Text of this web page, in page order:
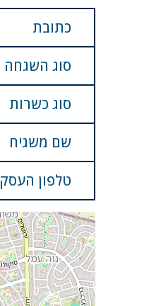
כתובת
סוג השגחה
סוג כשרות
שם משגיח
טלפון העסק